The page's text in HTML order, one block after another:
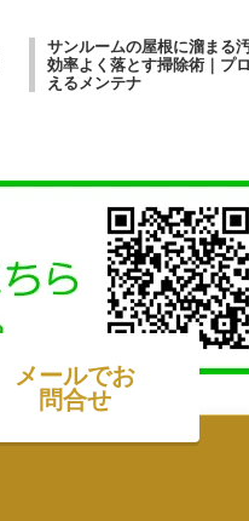
サンルームの屋根に溜まる
効率よく落とす掃除術｜プ
えるメンテナ
メールでお
問合せ